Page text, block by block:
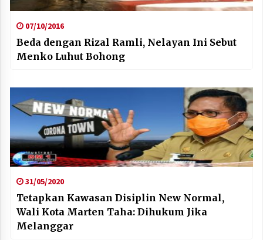
07/10/2016
Beda dengan Rizal Ramli, Nelayan Ini Sebut
Menko Luhut Bohong
31/05/2020
Tetapkan Kawasan Disiplin New Normal,
Wali Kota Marten Taha: Dihukum Jika
Melanggar